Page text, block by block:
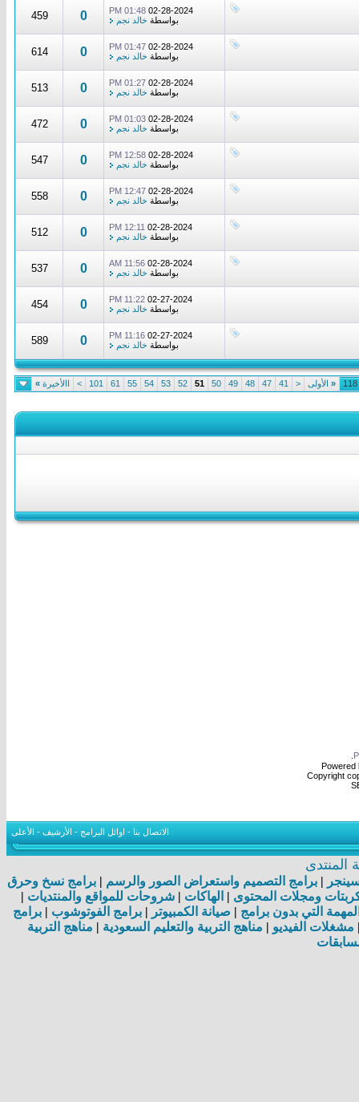
02-28-2024
01:48 PM
بواسطة خالد نجم 0
459
02-28-2024
01:47 PM
بواسطة خالد نجم 0
614
02-28-2024
01:27 PM
بواسطة خالد نجم 0
513
02-28-2024
01:03 PM
بواسطة خالد نجم 0
472
02-28-2024
12:58 PM
بواسطة خالد نجم 0
547
02-28-2024
12:47 PM
بواسطة خالد نجم 0
558
02-28-2024
12:11 PM
بواسطة خالد نجم 0
512
02-28-2024
11:56 AM
بواسطة خالد نجم 0
537
02-27-2024
11:22 PM
بواسطة خالد نجم 0
454
02-27-2024
11:16 PM
بواسطة خالد نجم 0
589
« الأولى <
41
47
48
49
50
51
52
53
54
55
61
101
> االأخيرة »
Powered
Copyright
الاتصال بنا - اوائل البرامج - الأرشيف - الأعلى
المنتدى
|برامج التصميم واستعراض الصور والرسم |برامج نسخ وحرق
ومجلات المحتوى | الهاكات |شروحات للمواقع والمنتديات |
التي بدون برامج | صيانة الكمبيوتر |برامج الفوتوشوب |برامج
مشغلات الفيديو | مناهج التربية والتعليم السعودية | مناهج التربية